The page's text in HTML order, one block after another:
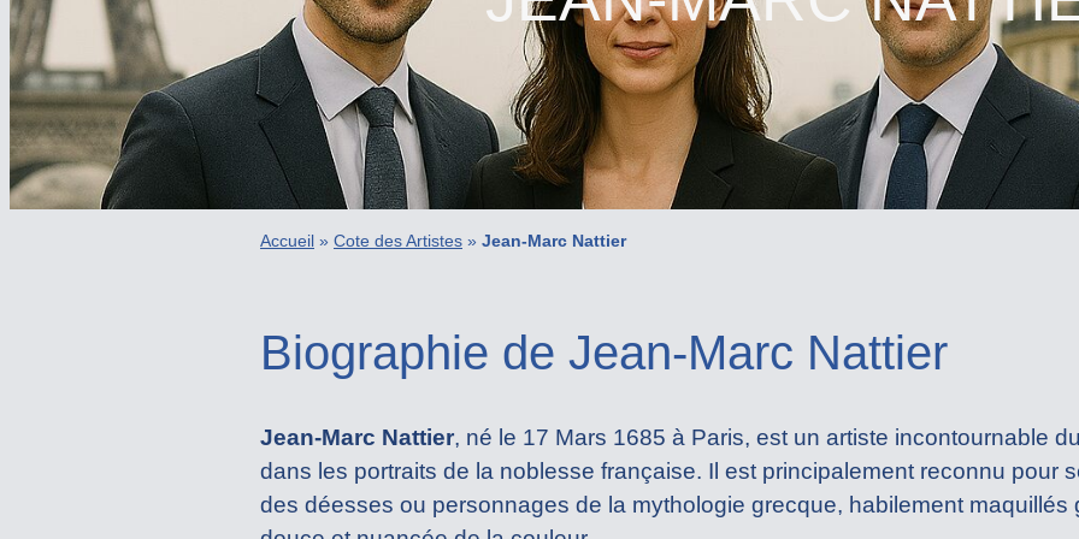
Accueil » Cote des Artistes » Jean-Marc Nattier
Biographie de Jean-Marc Nattier
Jean-Marc Nattier, né le 17 Mars 1685 à Paris, est un artiste incontournable
dans les portraits de la noblesse française. Il est principalement reconnu pour
des déesses ou personnages de la mythologie grecque, habilement maquillés